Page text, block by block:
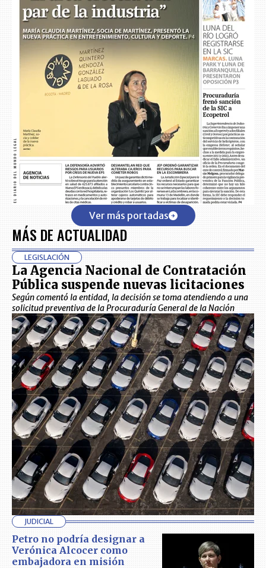
Ver más portadas
MÁS DE ACTUALIDAD
LEGISLACIÓN
La Agencia Nacional de Contratación
Pública suspende nuevas licitaciones
Según comentó la entidad, la decisión se toma atendiendo a una
solicitud preventiva de la Procuraduría General de la Nación
JUDICIAL
Petro no podría designar a
Verónica Alcocer como
embajadora en misión